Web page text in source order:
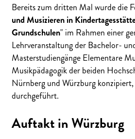
Bereits zum dritten Mal wurde die
und Musizieren in
Grundschulen" im Rahmen einer
Lehrveranstaltung der Bachelor-
Masterstudiengänge Elementare
Musikpädagogik der beiden
Nürnberg und Würzburg
durchgeführt.
Auftakt in Würzburg